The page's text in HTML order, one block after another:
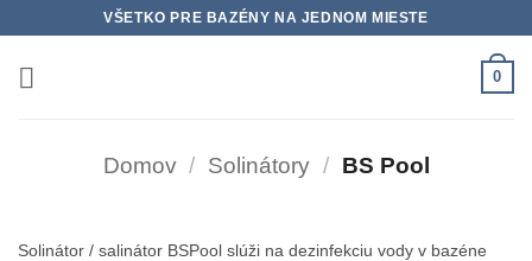
content
VŠETKO PRE BAZÉNY NA JEDNOM MIESTE
0
Domov / Solinátory / BS Pool
Solinátor / salinátor BSPool slúži na dezinfekciu vody v bazéne